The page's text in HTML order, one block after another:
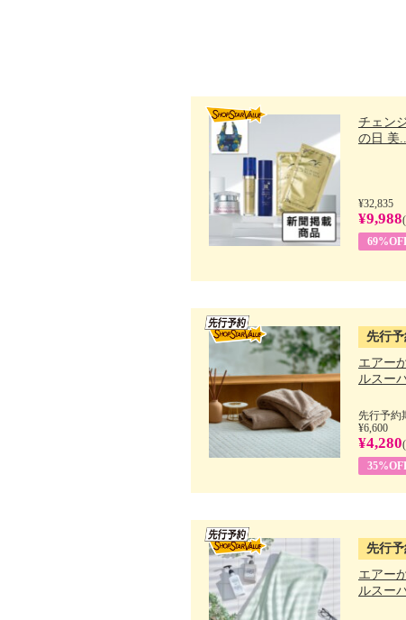
チェン
の日 美
¥32,835
¥9,988
先行
エアー
ルスー
先行予約
¥6,600
¥4,280
先行
エアー
ルスー